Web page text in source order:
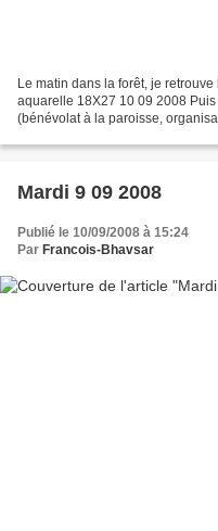
Le matin dans la forêt, je
aquarelle 18X27 10 09 2008
(bénévolat à la paroisse,
Mardi 9 09 2008
Publié le 10/09/2008 à 15:24
Par Francois-Bhavsar